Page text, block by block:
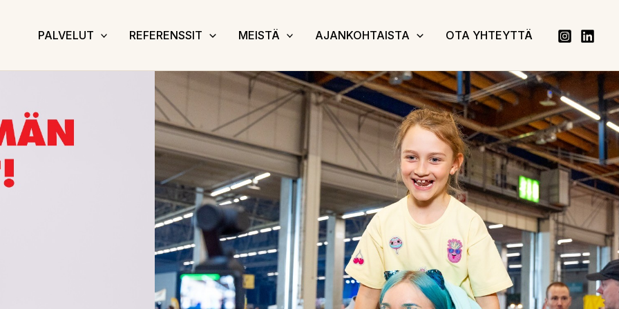
PALVELUT REFERENSSIT MEISTÄ AJANKOHTAISTA OTA YHTEYTTÄ